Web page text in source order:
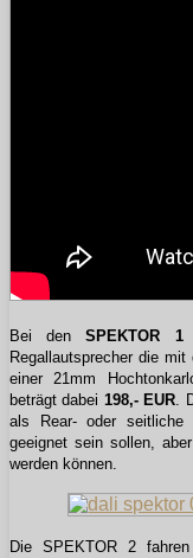
Bei denSPEKTOR 1
Regallautsprecher die
einer 21mm
beträgt dabei 198,- EUR.
als Rear- oder seitliche
geeignet sein sollen,
werden können.
Die SPEKTOR 2